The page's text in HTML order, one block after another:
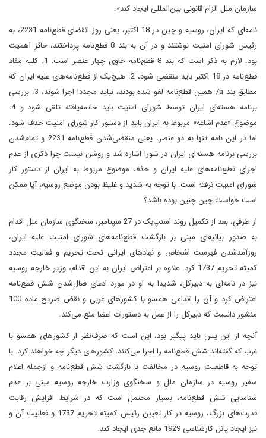
سازمان ملل الزام قانونی بین‌المللی ایجاد کند».
نامه‌ای که ایران، روسیه و چین در 18 اکتبر، یعنی روز انقضای قطع‌نامه 2231، به
رئیس شورای امنیت نوشتند و در آن به بند 8 قطع‌نامه پرداختند، حائز اهمیت
بود. لازم به ذکر است که بند 8 قطع‌نامه حاوی چهار عنصر است: 1. کلیه مفاد
قطع‌نامه در 18 اکتبر باید منقضی ‌شود، 2. هیچ‌یک از قطع‌نامه‌های علیه ایران که
مطابق بند 7a همین قطع‌نامه لغو شده بودند، نباید مجددا اجرا ‌شوند، 3. بررسی
برنامه هسته‌ای ایران توسط شورای امنیت باید خاتمه‌یافته تلقی ‌شود و 4.
موضوع «عدم اشاعه» مربوط به ایران باید از دستور کار شورای امنیت حذف ‌شود.
اما در این نامه تنها به دو عنصر، یعنی منقضی‌شدن قطع‌نامه 2231 و تمام‌شدن
بررسی برنامه هسته‌ای ایران در شورا اشاره شد و روشن نیست چرا ذکری از عدم
اجرای قطع‌نامه‌های علیه ایران و حذف موضوع مربوط به ایران از دستور کار
شورای امنیت نرفته است. با توجه به شدید و غلیظ ‌بودن موضع روسیه، آیا ممکن
است خواست چین چنین بوده باشد؟
از طرفی، بعد از تکمیل روند اسنپ‌بک در 27 سپتامبر، سخنگوی سازمان ملل اقدام
به صدور بیانیه‌ای مبنی بر بازگشت قطع‌نامه‌های شورای امنیت علیه ایران،
روزآمد‌شدن فهرست اشخاص و نهادهای ایرانی تحت تحریم و فعالیت مجدد
کمیته تحریم 1737 کرد. علاوه بر اعتراض ایران به این اقدام، وزیر خارجه روسیه
نیز در نامه‌ای به دبیرکل، شدیدا به او در مورد ادعای فعال‌شدن شش قطع‌نامه
اعتراض کرد و آن را اقدامی همسو با کشورهای غربی و نقض صریح ماده 100
منشور دانست که دبیرکل را از عمل به دستورات اعضا منع می‌کند.
آنچه ‌از این پس باید پیگیر بود، این است که صرف‌نظر از کشورهای همسو با
غرب که گفته‌اند شش قطع‌نامه را اجرا می‌کنند، کشورهای دیگر چه خواهند کرد. با
توجه به قاطعیت روسیه در مخالفت با بازگشت شش قطع‌نامه و ازجمله اعلام
سفیر روسیه در سازمان ملل و سخنگوی وزارت خارجه روسیه مبنی بر عدم
شناسایی شش قطع‌نامه، بسیار محتمل است که در شرایط افزایش رقابت
قدرت‌های بزرگ، روسیه در کار تعیین رئیس کمیته تحریم 1737 و فعالیت آن و
نیز ایجاد پانل کارشناسی 1929 مانع جدی ایجاد کند.